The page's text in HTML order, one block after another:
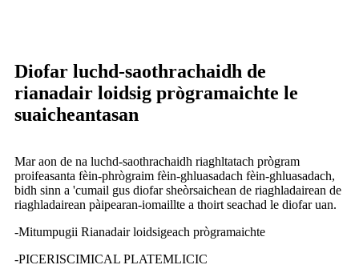
Diofar luchd-saothrachaidh de
rianadair loidsig prògramaichte le
suaicheantasan
Mar aon de na luchd-saothrachaidh riaghltatach prògram
proifeasanta fèin-phrògraim fèin-ghluasadach fèin-ghluasadach,
bidh sinn a 'cumail gus diofar sheòrsaichean de riaghladairean de
riaghladairean pàipearan-iomaillte a thoirt seachad le diofar uan.
-Mitumpugii Rianadair loidsigeach prògramaichte
-PICERISCIMICAL PLATEMLICIC